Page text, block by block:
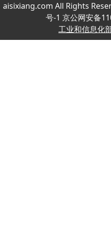
aisixiang.com All Rights
号-1 京公网安备
工业和信息化